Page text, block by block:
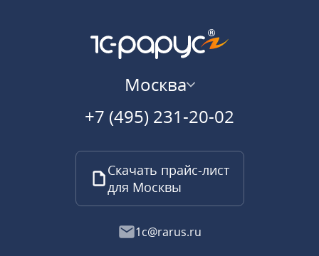
Москва
+7 (495) 231-20-02
Скачать прайс-лист
для Москвы
1c@rarus.ru